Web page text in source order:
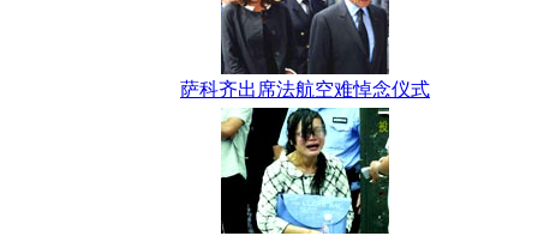
萨科齐出席法航空难悼念仪式